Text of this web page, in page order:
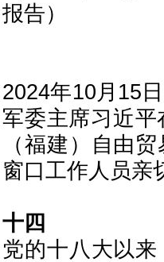
报告）
2024年10月15
军委主席习近
（福建）自由
窗口工作人员亲
十四
党的十八大以